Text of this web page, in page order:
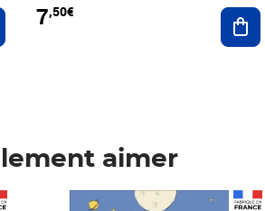
au panier
7,50€
aimer
Prix 7,50€